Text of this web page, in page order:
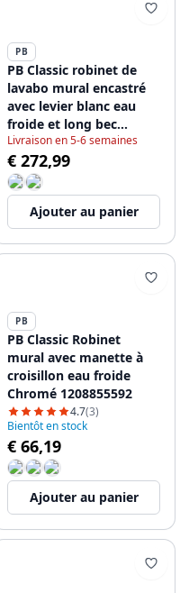
PB
PB Classic robinet de
lavabo mural encastré
avec levier blanc eau
froide et long bec
pivotant chrome
1208854722
Livraison en 5-6 semaines
€ 272,99
Ajouter au panier
PB
PB Classic Robinet
mural avec manette à
croisillon eau froide
Chromé 1208855592
4.7(3)
Bientôt en stock
€ 66,19
Ajouter au panier